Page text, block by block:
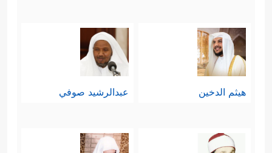
هيثم الدخين عبدالرشيد صوفي